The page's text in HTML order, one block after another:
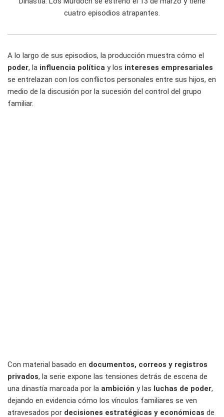
cuatro episodios atrapantes.
A lo largo de sus episodios, la producción muestra cómo el
poder, la influencia política y los intereses empresariales
se entrelazan con los conflictos personales entre sus hijos, en
medio de la discusión por la sucesión del control del grupo
familiar.
Con material basado en documentos, correos y registros
privados, la serie expone las tensiones detrás de escena de
una dinastía marcada por la ambición y las luchas de poder,
dejando en evidencia cómo los vínculos familiares se ven
atravesados por decisiones estratégicas y económicas de